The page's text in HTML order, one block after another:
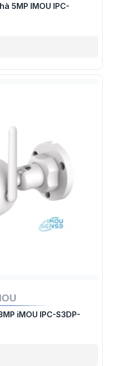
5MP IMOU IPC-
iMOU IPC-S3DP-